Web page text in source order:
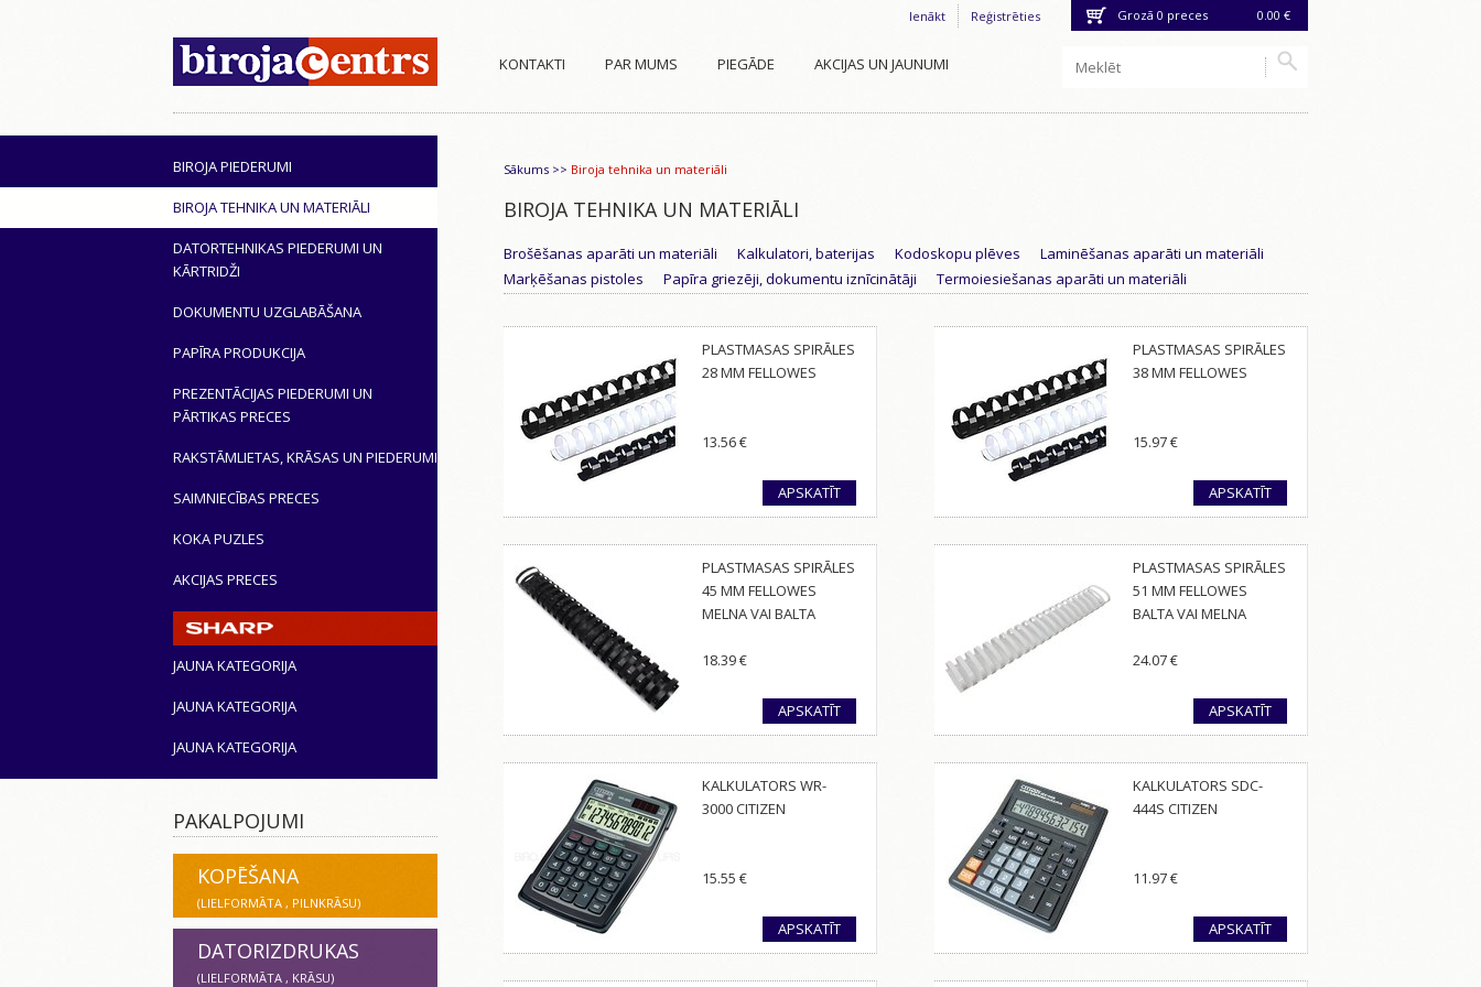
Grozā 0 preces 0.00 €
Ienākt Reģistrēties
KONTAKTI PAR MUMS PIEGĀDE AKCIJAS UN JAUNUMI
BIROJA PIEDERUMI
BIROJA TEHNIKA UN MATERIĀLI
DATORTEHNIKAS PIEDERUMI UN
KĀRTRIDŽI
DOKUMENTU UZGLABĀŠANA
PAPĪRA PRODUKCIJA
PREZENTĀCIJAS PIEDERUMI UN
PĀRTIKAS PRECES
RAKSTĀMLIETAS, KRĀSAS UN PIEDERUMI
SAIMNIECĪBAS PRECES
KOKA PUZLES
AKCIJAS PRECES
JAUNA KATEGORIJA
JAUNA KATEGORIJA
JAUNA KATEGORIJA
Sākums >> Biroja tehnika un materiāli
BIROJA TEHNIKA UN MATERIĀLI
Brošēšanas aparāti un materiāli Kalkulatori, baterijas Kodoskopu plēves
Laminēšanas aparāti un materiāli
Marķēšanas pistoles
Papīra griezēji, dokumentu iznīcinātāji Termoiesiešanas aparāti un materiāli
PLASTMASAS SPIRĀLES
28 MM FELLOWES
13.56€
APSKATĪT
PLASTMASAS SPIRĀLES
38 MM FELLOWES
15.97€
APSKATĪT
PLASTMASAS SPIRĀLES
45 MM FELLOWES
MELNA VAI BALTA
18.39€
APSKATĪT
PLASTMASAS SPIRĀLES
51 MM FELLOWES
BALTA VAI MELNA
24.07€
APSKATĪT
KALKULATORS WR-
3000 CITIZEN
15.55 €
APSKATĪT
KALKULATORS SDC-
444S CITIZEN
11.97€
APSKATĪT
PAKALPOJUMI
KOPĒŠANA
(LIELFORMĀTA , PILNKRĀSU)
DATORIZDRUKAS
(LIELFORMĀTA , KRĀSU)